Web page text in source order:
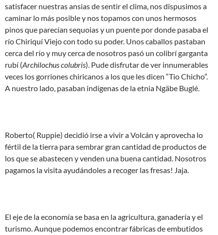
satisfacer nuestras ansias de sentir el clima, nos dispusimos a
caminar lo más posible y nos topamos con unos hermosos
pinos que parecían sequoias y un puente por donde pasaba el
río Chiriquí­ Viejo con todo su poder. Unos caballos pastaban
cerca del río y muy cerca de nosotros pasó un colibrí garganta
rubí­ (Archilochus colubris). Pude disfrutar de ver innumerables
veces los gorriones chiricanos a los que les dicen “Tio Chicho”.
A nuestro lado, pasaban indígenas de la etnia Ngäbe Buglé.
Roberto( Ruppie) decidió irse a vivir a Volcán y aprovecha lo
fértil de la tierra para sembrar gran cantidad de productos de
los que se abastecen y venden una buena cantidad. Nosotros
pagamos la visita ayudándoles a recoger las fresas! Jaja.
El eje de la economía se basa en la agricultura, ganadería y el
turismo. Aunque podemos encontrar fábricas de embutidos